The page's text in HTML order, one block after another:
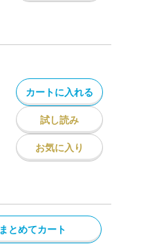
カートに入れる
試し読み
お気に入り
まとめてカート